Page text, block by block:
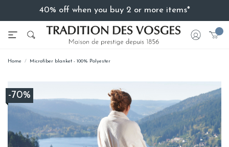
40% off when you buy 2 or more items*
Home Microfiber blanket - 100% Polyester
-70%